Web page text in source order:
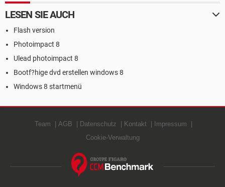
LESEN SIE AUCH
Flash version
Photoimpact 8
Ulead photoimpact 8
Bootf?hige dvd erstellen windows 8
Windows 8 startmenü
Team AGB Datenschutz Kontakt
Impressum
Cookie-Verwaltung